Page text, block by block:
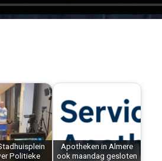
Politieke
Apotheken in Almere
ook maandag gesloten